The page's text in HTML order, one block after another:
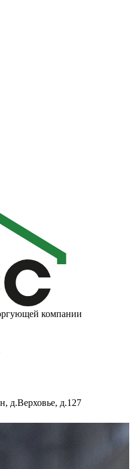
компании
д.Верховье, д.127